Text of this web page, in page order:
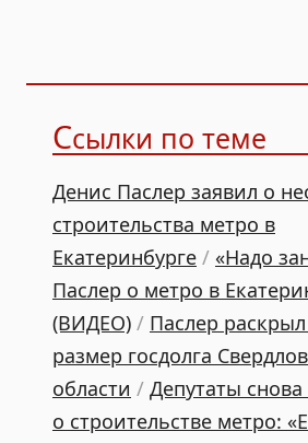
Ссылки по теме
Денис Паслер заявил о
строительства метро в
Екатеринбурге / «Надо
Паслер о метро в
(ВИДЕО) / Паслер
размер госдолга
области / Депутаты
о строительстве метро: